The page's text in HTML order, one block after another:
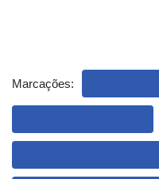
Marcações: